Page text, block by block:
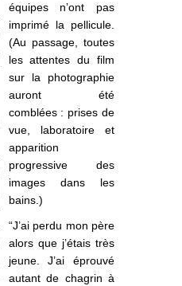
équipes n’ont pas
imprimé la pellicule.
(Au passage, toutes
les attentes du film
sur la photographie
auront été
comblées : prises de
vue, laboratoire et
apparition
progressive des
images dans les
bains.)
“J’ai perdu mon père
alors que j’étais très
jeune. J’ai éprouvé
autant de chagrin à